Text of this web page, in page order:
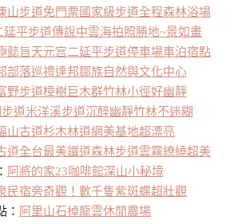
山步道免門票國家級步道全程森林浴場
延平步道傳說中雲海拍照勝地~景如畫
懿旨天元宫二延平步道停車場車泊宿點
部落巡禮達邦鄒族自然與文化中心
野步道樟樹巨木群竹林小徑好幽靜
道米洋溪步道沉醉幽靜竹林不迷糊
山古道杉木林道網美基地超漂亮
道全台最美鐵道森林步道雲霧繚繞超美
阿將的家23咖啡館深山小秘境
民宿旁奇觀！數千隻紫斑蝶超壯觀
： 阿里山石棹龍雲休閒農場